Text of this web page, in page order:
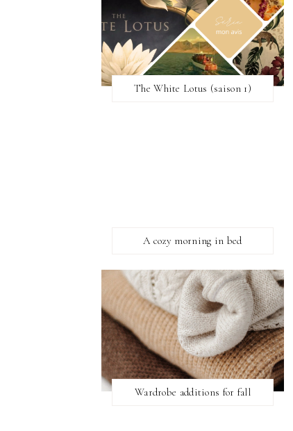
The White Lotus (saison 1)
A cozy morning in bed
Wardrobe additions for fall